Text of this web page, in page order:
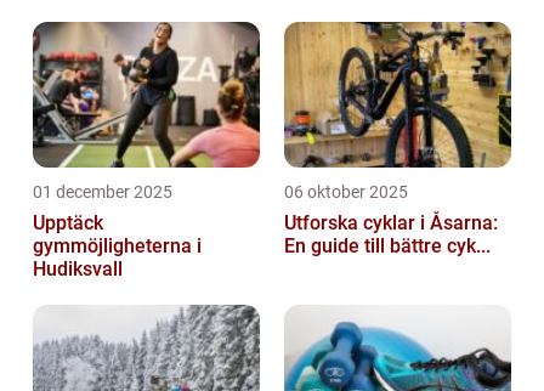
vi att ge en grundlig översikt över golfmöjl...
01 december 2025
Upptäck
gymmöjligheterna i
Hudiksvall
06 oktober 2025
Utforska cyklar i Åsarna:
En guide till bättre cyk...